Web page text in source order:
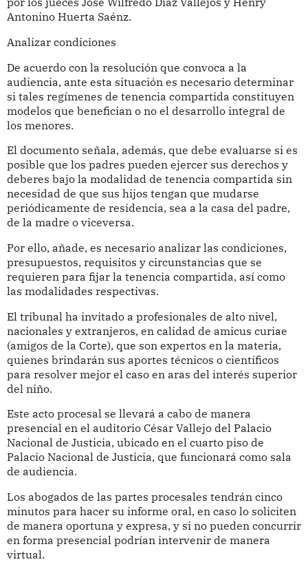
Antonino Huerta Saénz.
Analizar condiciones
De acuerdo con la resolución que convoca a la
audiencia, ante esta situación es necesario determinar
si tales regímenes de tenencia compartida constituyen
modelos que benefician o no el desarrollo integral de
los menores.
El documento señala, además, que debe evaluarse si es
posible que los padres pueden ejercer sus derechos y
deberes bajo la modalidad de tenencia compartida sin
necesidad de que sus hijos tengan que mudarse
periódicamente de residencia, sea a la casa del padre,
de la madre o viceversa.
Por ello, añade, es necesario analizar las condiciones,
presupuestos, requisitos y circunstancias que se
requieren para fijar la tenencia compartida, así como
las modalidades respectivas.
El tribunal ha invitado a profesionales de alto nivel,
nacionales y extranjeros, en calidad de amicus curiae
(amigos de la Corte), que son expertos en la materia,
quienes brindarán sus aportes técnicos o científicos
para resolver mejor el caso en aras del interés superior
del niño.
Este acto procesal se llevará a cabo de manera
presencial en el auditorio César Vallejo del Palacio
Nacional de Justicia, ubicado en el cuarto piso de
Palacio Nacional de Justicia, que funcionará como sala
de audiencia.
Los abogados de las partes procesales tendrán cinco
minutos para hacer su informe oral, en caso lo soliciten
de manera oportuna y expresa, y si no pueden concurrir
en forma presencial podrían intervenir de manera
virtual.